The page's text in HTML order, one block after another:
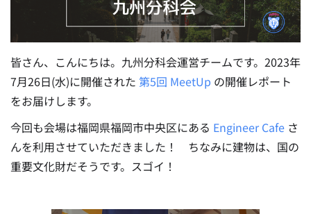
皆さん、こんにちは。九州分科会運営チームです。2023年
7月26日(水)に開催された 第5回 MeetUp の開催レポート
をお届けします。
今回も会場は福岡県福岡市中央区にある Engineer Cafe さ
んを利用させていただきました！ ちなみに建物は、国の
重要文化財だそうです。スゴイ！